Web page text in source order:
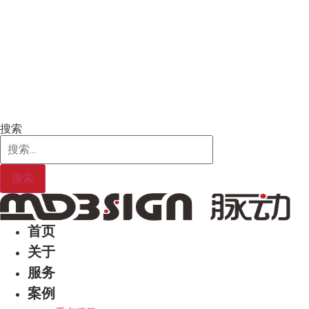
搜索
搜索
首页
关于
服务
案例